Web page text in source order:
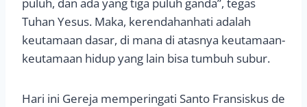
Tuhan Yesus. Maka, kerendahanhati adalah
keutamaan dasar, di mana di atasnya keutamaan-
keutamaan hidup yang lain bisa tumbuh subur.
Hari ini Gereja memperingati Santo Fransiskus de